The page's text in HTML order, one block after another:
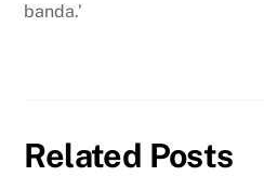
banda.’
Related Posts